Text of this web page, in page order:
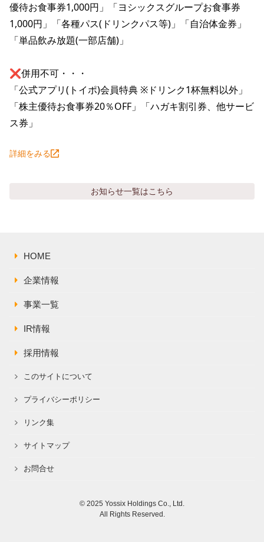
優待お食事券1,000円」「ヨシックスグループお食事券
1,000円」「各種パス(ドリンクパス等)」「自治体金券」
「単品飲み放題(一部店舗)」
❌併用不可・・・
「公式アプリ(トイポ)会員特典 ※ドリンク1杯無料以外」
「株主優待お食事券20％OFF」「ハガキ割引券、他サービ
ス券」
詳細をみる
お知らせ一覧はこちら
HOME
企業情報
事業一覧
IR情報
採用情報
このサイトについて
プライバシーポリシー
リンク集
サイトマップ
お問合せ
© 2025 Yossix Holdings Co., Ltd.
All Rights Reserved.